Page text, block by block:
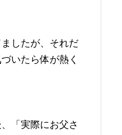
したが、それだ
いたら体が熱く
「実際にお父さ